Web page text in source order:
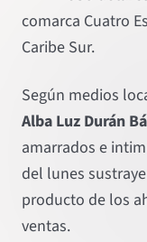
comarca Cuatro
Caribe Sur.
Según medios
Alba Luz Durán
amarrados e
del lunes
producto de los
ventas.